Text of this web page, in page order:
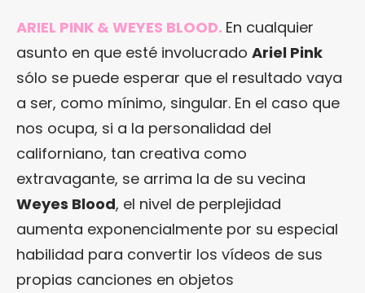
ARIEL PINK & WEYES BLOOD. En cualquier
asunto en que esté involucrado Ariel Pink
sólo se puede esperar que el resultado vaya
a ser, como mínimo, singular. En el caso que
nos ocupa, si a la personalidad del
californiano, tan creativa como
extravagante, se arrima la de su vecina
Weyes Blood, el nivel de perplejidad
aumenta exponencialmente por su especial
habilidad para convertir los vídeos de sus
propias canciones en objetos